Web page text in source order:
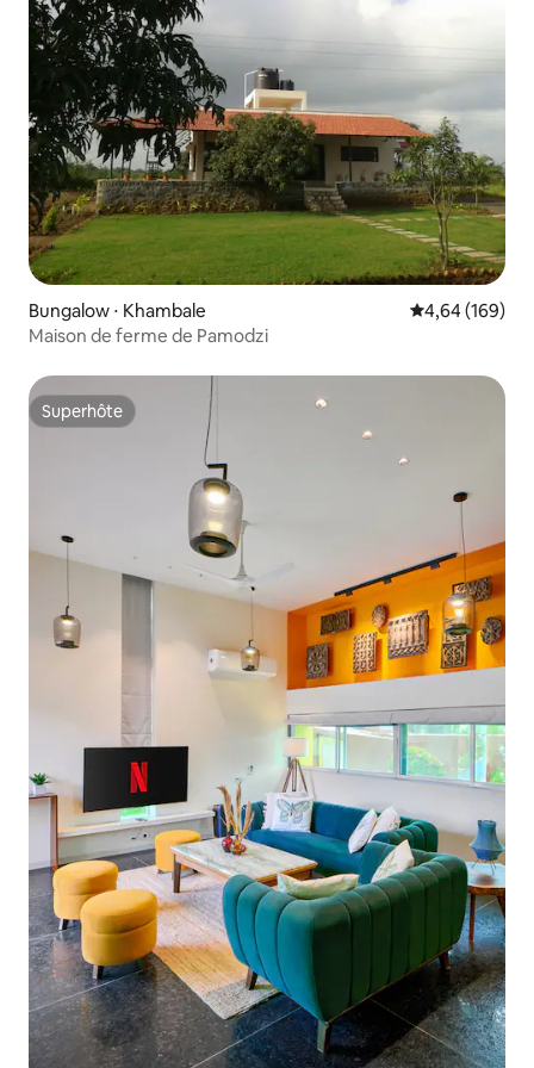
Bungalow ⋅ Khambale Évaluation
4,64 (169)
Maison de ferme de Pamodzi
Superhôte
Superhôte